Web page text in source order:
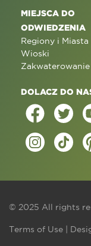
MIEJSCA DO
ODWIEDZENIA
Regiony i Miasta
Wioski
Zakwaterowanie
DOLACZ DO
© 2025 All rights
Terms of Use |